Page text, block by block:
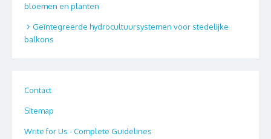
bloemen en planten
Geïntegreerde hydrocultuursystemen voor stedelijke
balkons
Contact
Sitemap
Write for Us - Complete Guidelines